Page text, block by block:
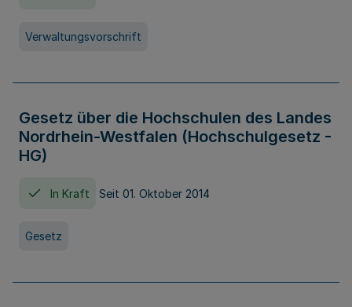
Verwaltungsvorschrift
Gesetz über die Hochschulen des Landes
Nordrhein-Westfalen (Hochschulgesetz -
HG)
In Kraft Seit 01. Oktober 2014
Gesetz